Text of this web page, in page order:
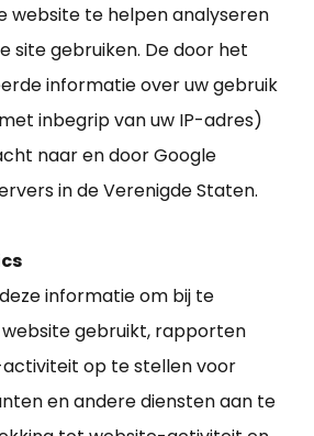
website te helpen analyseren
site gebruiken. De door het
informatie over uw gebruik
inbegrip van uw IP-adres)
naar en door Google
in de Verenigde Staten.
informatie om bij te
website gebruikt, rapporten
op te stellen voor
en andere diensten aan te